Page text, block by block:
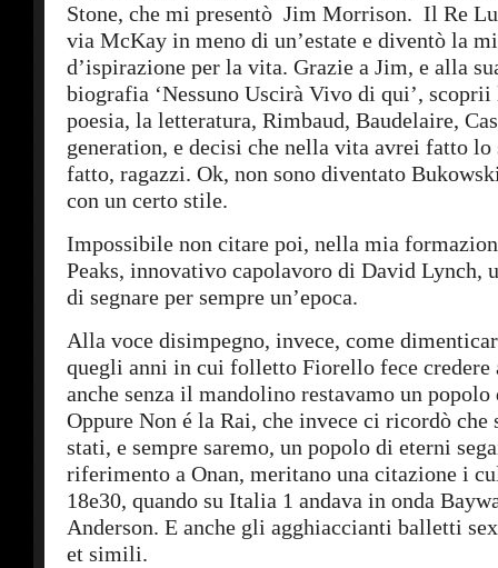
Stone, che mi presentò Jim Morrison. Il Re
via McKay in meno di un’estate e diventò la
d’ispirazione per la vita. Grazie a Jim, e alla
biografia ‘Nessuno Uscirà Vivo di qui’, scoprii
poesia, la letteratura, Rimbaud, Baudelaire,
generation, e decisi che nella vita avrei fatto lo
fatto, ragazzi. Ok, non sono diventato
con un certo stile.
Impossibile non citare poi, nella mia
Peaks, innovativo capolavoro di David Lynch,
di segnare per sempre un’epoca.
Alla voce disimpegno, invece, come
quegli anni in cui folletto Fiorello fece
anche senza il mandolino restavamo un
Oppure Non é la Rai, che invece ci ricordò che
stati, e sempre saremo, un popolo di eterni
riferimento a Onan, meritano una citazione i
18e30, quando su Italia 1 andava in onda
Anderson. E anche gli agghiaccianti balletti
et simili.